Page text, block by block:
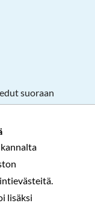
lisäksi
suoraan